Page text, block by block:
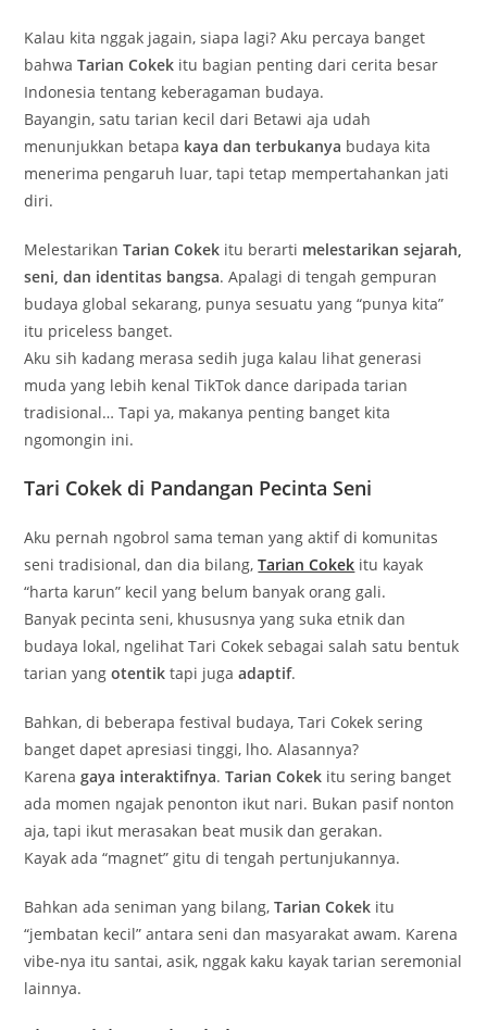
Kalau kita nggak jagain, siapa lagi? Aku percaya banget
bahwaTarian Cokek itu bagian penting dari cerita besar
Indonesia tentang keberagaman budaya.
Bayangin, satu tarian kecil dari Betawi aja udah
menunjukkan betapa kaya dan terbukanya budaya kita
menerima pengaruh luar, tapi tetap mempertahankan jati
diri.
MelestarikanTarian Cokek itu berarti melestarikan sejarah,
seni, dan identitas bangsa. Apalagi di tengah gempuran
budaya global sekarang, punya sesuatu yang “punya kita”
itu priceless banget.
Aku sih kadang merasa sedih juga kalau lihat generasi
muda yang lebih kenal TikTok dance daripada tarian
tradisional… Tapi ya, makanya penting banget kita
ngomongin ini.
Tari Cokek di Pandangan Pecinta Seni
Aku pernah ngobrol sama teman yang aktif di komunitas
seni tradisional, dan dia bilang,Tarian Cokek itu kayak
“harta karun” kecil yang belum banyak orang gali.
Banyak pecinta seni, khususnya yang suka etnik dan
budaya lokal, ngelihat Tari Cokek sebagai salah satu bentuk
tarian yangotentik tapi jugaadaptif.
Bahkan, di beberapa festival budaya, Tari Cokek sering
banget dapet apresiasi tinggi, lho. Alasannya?
Karenagaya interaktifnya.Tarian Cokek itu sering banget
ada momen ngajak penonton ikut nari. Bukan pasif nonton
aja, tapi ikut merasakan beat musik dan gerakan.
Kayak ada “magnet” gitu di tengah pertunjukannya.
Bahkan ada seniman yang bilang,Tarian Cokek itu
“jembatan kecil” antara seni dan masyarakat awam. Karena
vibe-nya itu santai, asik, nggak kaku kayak tarian seremonial
lainnya.